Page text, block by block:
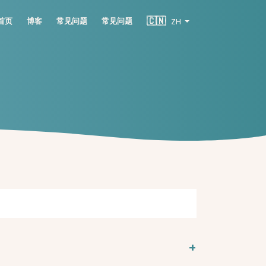
页 博客 常见问题 常见问题 🇨🇳 ZH